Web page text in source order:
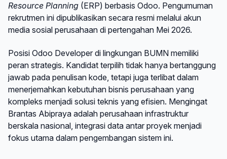
Resource Planning (ERP) berbasis Odoo. Pengumuman
rekrutmen ini dipublikasikan secara resmi melalui akun
media sosial perusahaan di pertengahan Mei 2026.
Posisi Odoo Developer di lingkungan BUMN memiliki
peran strategis. Kandidat terpilih tidak hanya bertanggung
jawab pada penulisan kode, tetapi juga terlibat dalam
menerjemahkan kebutuhan bisnis perusahaan yang
kompleks menjadi solusi teknis yang efisien. Mengingat
Brantas Abipraya adalah perusahaan infrastruktur
berskala nasional, integrasi data antar proyek menjadi
fokus utama dalam pengembangan sistem ini.